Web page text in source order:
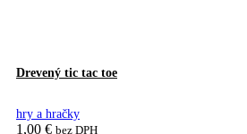
Drevený tic tac toe
hry a hračky
1,00 € bez DPH